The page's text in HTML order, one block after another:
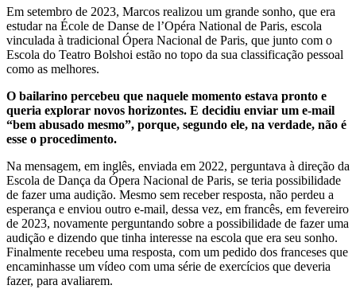
Em setembro de 2023, Marcos realizou um grande sonho, que era
estudar na École de Danse de l’Opéra National de Paris, escola
vinculada à tradicional Ópera Nacional de Paris, que junto com o
Escola do Teatro Bolshoi estão no topo da sua classificação pessoal
como as melhores.
O bailarino percebeu que naquele momento estava pronto e
queria explorar novos horizontes. E decidiu enviar um e-mail
“bem abusado mesmo”, porque, segundo ele, na verdade, não é
esse o procedimento.
Na mensagem, em inglês, enviada em 2022, perguntava à direção da
Escola de Dança da Ópera Nacional de Paris, se teria possibilidade
de fazer uma audição. Mesmo sem receber resposta, não perdeu a
esperança e enviou outro e-mail, dessa vez, em francês, em fevereiro
de 2023, novamente perguntando sobre a possibilidade de fazer uma
audição e dizendo que tinha interesse na escola que era seu sonho.
Finalmente recebeu uma resposta, com um pedido dos franceses que
encaminhasse um vídeo com uma série de exercícios que deveria
fazer, para avaliarem.